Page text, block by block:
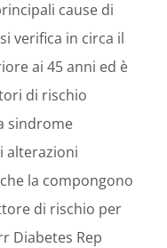
cause di
verifica in circa il
ai 45 anni ed è
di rischio
sindrome
alterazioni
la compongono
di rischio per
Diabetes Rep